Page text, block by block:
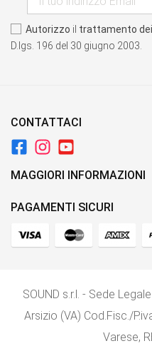
Autorizzo il trattamento dei
D.lgs. 196 del 30 giugno 2003.
CONTATTACI
MAGGIORI INFORMAZIONI
PAGAMENTI SICURI
SOUND s.r.l. - Sede
Arsizio (VA) Cod.Fisc./
Varese,